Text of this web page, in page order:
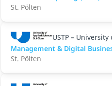
St. Pölten
USTP –
Management & Digital
St. Pölten